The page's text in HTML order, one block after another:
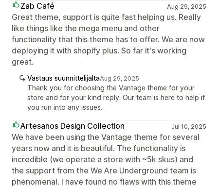
Zab Café Aug 29, 2025
Great theme, support is quite fast helping us. Really
like things like the mega menu and other
functionality that this theme has to offer. We are now
deploying it with shopify plus. So far it's working
great.
Vastaus suunnittelijaltaAug 29, 2025
Thank you for choosing the Vantage theme for your
store and for your kind reply. Our team is here to help if
you run into any issues.
Artesanos Design Collection Jul 10, 2025
We have been using the Vantage theme for several
years now and it is beautiful. The functionality is
incredible (we operate a store with ~5k skus) and
the support from the We Are Underground team is
phenomenal. I have found no flaws with this theme